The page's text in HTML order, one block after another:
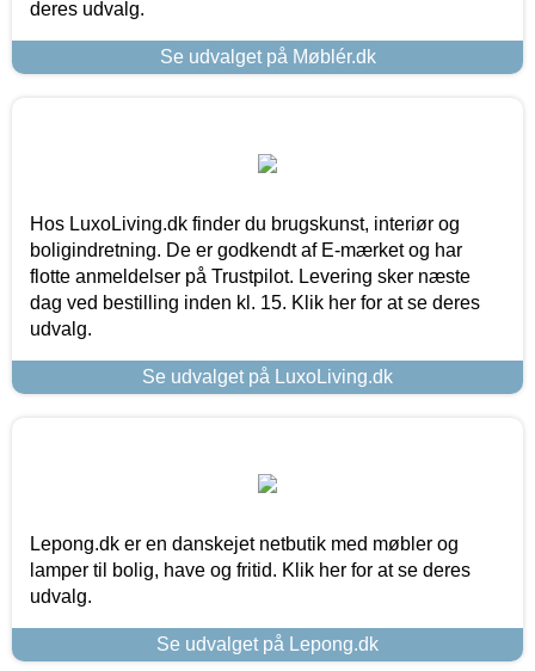
deres udvalg.
Se udvalget på Møblér.dk
Hos LuxoLiving.dk finder du brugskunst, interiør og
boligindretning. De er godkendt af E-mærket og har
flotte anmeldelser på Trustpilot. Levering sker næste
dag ved bestilling inden kl. 15. Klik her for at se deres
udvalg.
Se udvalget på LuxoLiving.dk
Lepong.dk er en danskejet netbutik med møbler og
lamper til bolig, have og fritid. Klik her for at se deres
udvalg.
Se udvalget på Lepong.dk